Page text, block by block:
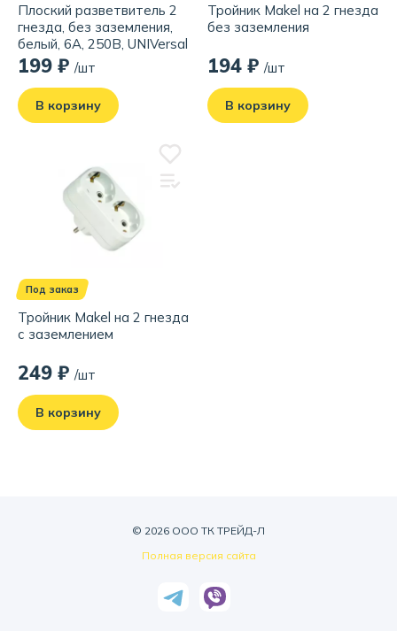
Плоский разветвитель 2
гнезда, без заземления,
белый, 6А, 250В, UNIVersal
199 ₽ /шт
В корзину
Тройник Makel на 2 гнезда
без заземления
194 ₽ /шт
В корзину
Под заказ
Тройник Makel на 2 гнезда
с заземлением
249 ₽ /шт
В корзину
© 2026 ООО ТК ТРЕЙД-Л
Полная версия сайта